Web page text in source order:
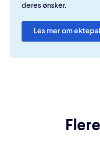
deres ønsker.
Les mer om